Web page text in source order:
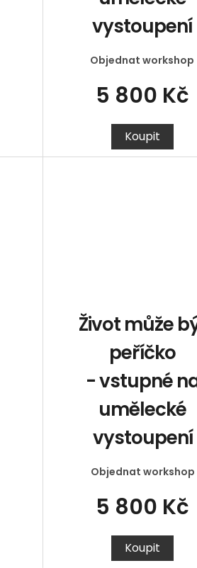
vystoupení
Objednat workshop
5 800 Kč
Koupit
Život může
peříčko
- vstupné
umělecké
vystoupení
Objednat workshop
5 800 Kč
Koupit